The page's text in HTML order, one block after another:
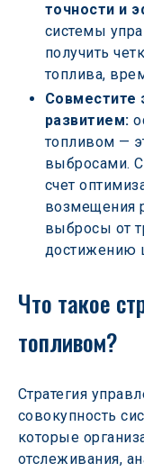
точности и
системы
получить
топлива,
Совместите
развитием:
топливом —
выбросами.
счет
возмещения
выбросы от
достижению
Что такое
топливом?
Стратегия
совокупность
которые
отслеживания,